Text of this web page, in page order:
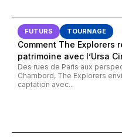
FUTURS TOURNAGE
Comment The Explorers
patrimoine avec l’Ursa
Des rues de Paris aux
Chambord, The Explorers
captation avec...